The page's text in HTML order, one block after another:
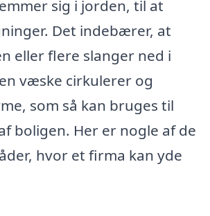
sig i jorden, til at
Det indebærer, at
eller flere slanger ned i
væske cirkulerer og
som så kan bruges til
boligen. Her er nogle af de
hvor et firma kan yde